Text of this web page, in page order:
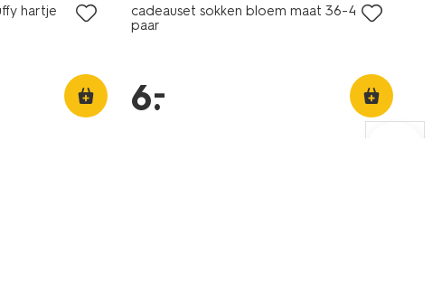
hartje
cadeauset sokken bloem maat 36-41 - 7
paar
6.
–